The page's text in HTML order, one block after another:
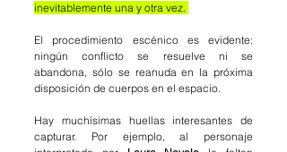
inevitablemente una y otra vez.
El procedimiento escénico es evidente:
ningún conflicto se resuelve ni se
abandona, sólo se reanuda en la próxima
disposición de cuerpos en el espacio.
Hay muchísimas huellas interesantes de
capturar. Por ejemplo, al personaje